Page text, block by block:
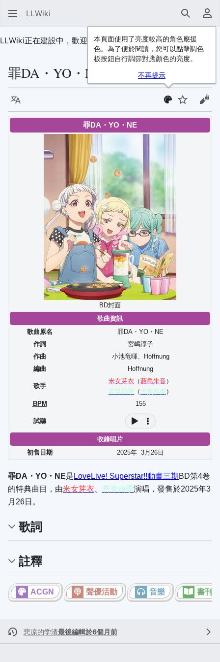
LLWiki 搜尋 使
LLWiki正在建設中，歡迎 加入我們！
罪DA・YO・NE
語言 監視 檢
罪DA・YO・NE
BD封面
歌曲資訊
歌曲原名
罪DA・YO・NE
作詞
宮嶋淳子
作曲
小池竜暉、
Hoffnung
編曲
Hoffnung
歌手
米女芽衣 （藪島朱音）
若菜四季 （ 大熊和奏 ）
BPM
155
試聽
收錄唱片
初售日期
2025年 3月 26 日
罪DA・YO・NE是 LoveLive! Superstar!!動畫三期 BD第4卷
的特典曲目，由米女芽衣 若菜四季演唱，發售於2025年3
月26日。
歌詞
註釋
ACGN 聲優活動 音樂 書刊
悲凉的学渣最後編輯於6個月前
本頁面使用了亮度較高的角色應援
色。為了便於閱讀，您可以點擊調色
板按鈕自行調節對應顏色的亮度。
不再提示